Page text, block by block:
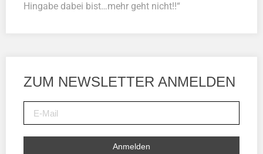
Hingabe dabei bist…mehr geht nicht!!“
ZUM NEWSLETTER ANMELDEN
Anmelden